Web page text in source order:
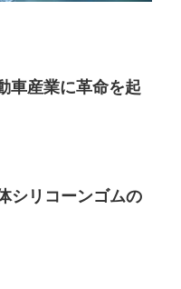
車産業に革命を起
シリコーンゴムの